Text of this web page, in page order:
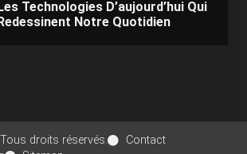
Technologies D’aujourd’hui Qui
Notre Quotidien
droits réservés.
Contact